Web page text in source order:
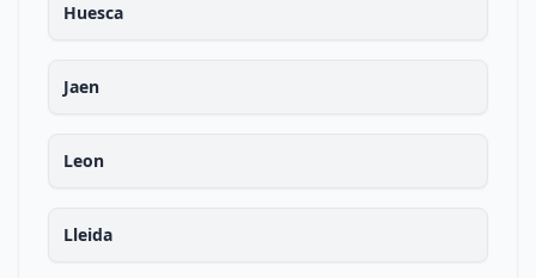
Huesca
Jaen
Leon
Lleida